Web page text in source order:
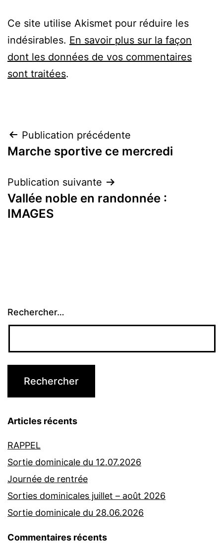
Ce site utilise Akismet pour réduire les
indésirables. En savoir plus sur la façon
dont les données de vos commentaires
sont traitées.
Navigation
de
l’article
Publication précédente
Marche sportive ce mercredi
Publication suivante
Vallée noble en randonnée :
IMAGES
Rechercher…
Articles récents
RAPPEL
Sortie dominicale du 12.07.2026
Journée de rentrée
Sorties dominicales juillet – août 2026
Sortie dominicale du 28.06.2026
Commentaires récents